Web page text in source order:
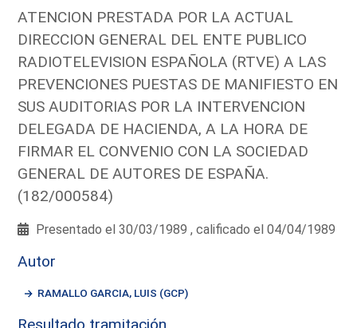
ATENCION PRESTADA POR LA ACTUAL
DIRECCION GENERAL DEL ENTE PUBLICO
RADIOTELEVISION ESPAÑOLA (RTVE) A LAS
PREVENCIONES PUESTAS DE MANIFIESTO EN
SUS AUDITORIAS POR LA INTERVENCION
DELEGADA DE HACIENDA, A LA HORA DE
FIRMAR EL CONVENIO CON LA SOCIEDAD
GENERAL DE AUTORES DE ESPAÑA.
(182/000584)
Presentado el 30/03/1989 , calificado el 04/04/1989
Autor
RAMALLO GARCIA, LUIS (GCP)
Resultado tramitación